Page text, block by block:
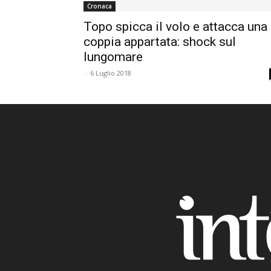
Cronaca
Topo spicca il volo e attacca una
coppia appartata: shock sul
lungomare
- 6 Luglio 2018